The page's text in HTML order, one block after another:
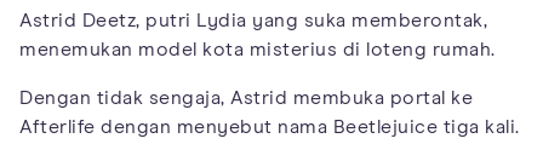
Astrid Deetz, putri Lydia yang suka memberontak,
menemukan model kota misterius di loteng rumah.
Dengan tidak sengaja, Astrid membuka portal ke
Afterlife dengan menyebut nama Beetlejuice tiga kali.